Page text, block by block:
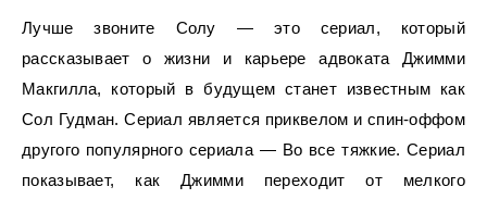
Лучше звоните Солу — это сериал, который
рассказывает о жизни и карьере адвоката Джимми
Макгилла, который в будущем станет известным как
Сол Гудман. Сериал является приквелом и спин-оффом
другого популярного сериала — Во все тяжкие. Сериал
показывает, как Джимми переходит от мелкого